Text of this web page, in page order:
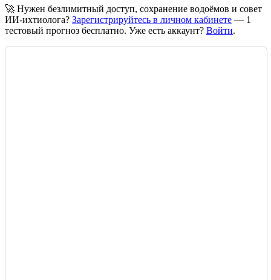
🚀 Нужен безлимитный доступ, сохранение водоёмов и совет
ИИ-ихтиолога? Зарегистрируйтесь в личном кабинете — 1
тестовый прогноз бесплатно. Уже есть аккаунт? Войти.